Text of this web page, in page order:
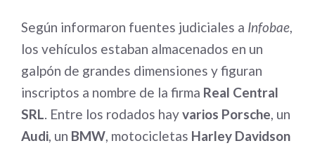
Según informaron fuentes judiciales a Infobae
los vehículos estaban almacenados en un
galpón de grandes dimensiones y figuran
inscriptos a nombre de la firma Real Central
SRL
. Entre los rodados hayvarios Porsche , un
Audi , un BMW , motocicletas Harley Davidson